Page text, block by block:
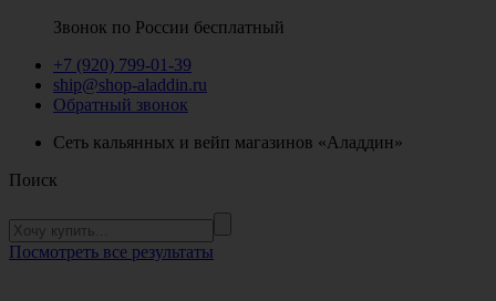
Звонок по России бесплатный
+7 (920) 799-01-39
ship@shop-aladdin.ru
Обратный звонок
Сеть кальянных и вейп магазинов «Аладдин»
Поиск
Посмотреть все результаты